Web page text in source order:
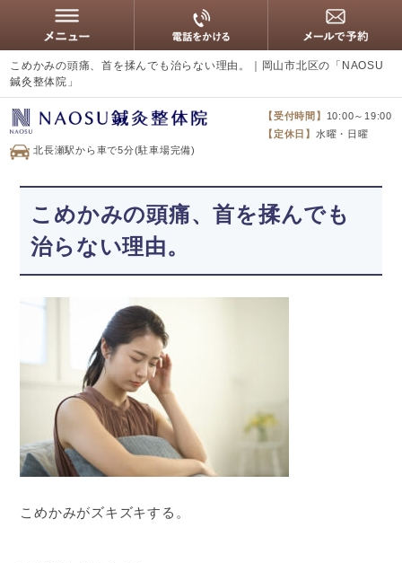
こめかみの頭痛、首を揉んでも治らない理由。｜岡山市北区の「NAOSU
鍼灸整体院」
北長瀬駅から車で5分(駐車場完備)
【受付時間】
10:00～19:00
【定休日】 水曜・日曜
こめかみの頭痛、首を揉んでも
治らない理由。
こめかみがズキズキする。